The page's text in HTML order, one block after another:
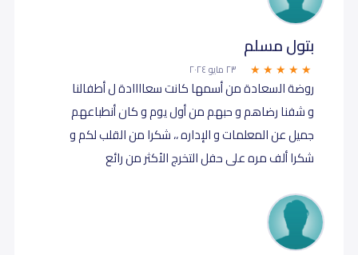
بتول مسلم
٢٣ مايو ٢٠٢٤
روضة السعادة من أسمها كانت سعاااادة ل أطفالنا
و شفنا رضاهم و حبهم من أول يوم و كان أنطباعهم
جميل عن المعلمات و الإداره ،، شكرا من القلب لكم و
شكرا ألف مره على حفل التخرج الأكثر من رائع